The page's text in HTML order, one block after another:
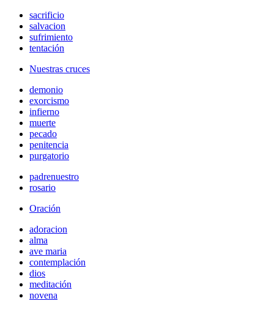
sacrificio
salvacion
sufrimiento
tentación
Nuestras cruces
demonio
exorcismo
infierno
muerte
pecado
penitencia
purgatorio
padrenuestro
rosario
Oración
adoracion
alma
ave maria
contemplación
dios
meditación
novena